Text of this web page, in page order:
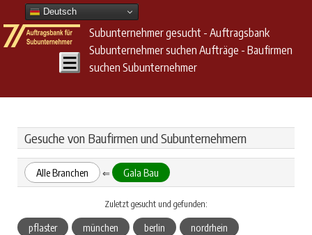
Deutsch
Subunternehmer gesucht - Auftragsbank
Subunternehmer suchen Aufträge - Baufirmen
suchen Subunternehmer
Gesuche von Baufirmen und Subunternehmern
Alle Branchen ⇐ Gala Bau
Zuletzt gesucht und gefunden:
pflaster münchen berlin nordrhein